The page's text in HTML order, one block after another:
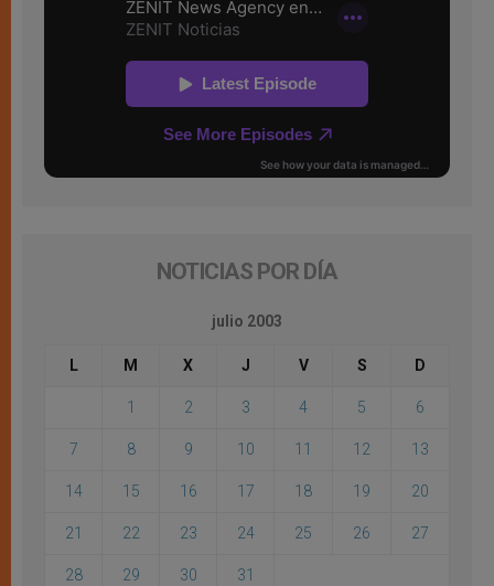
NOTICIAS POR DÍA
julio 2003
L M X J V S D
1 2 3 4 5 6
7 8 9 10 11 12 13
14 15 16 17 18 19 20
21 22 23 24 25 26 27
28 29 30 31